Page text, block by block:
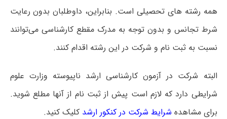
همه رشته های تحصیلی است‌. بنابراین، داوطلبان بدون رعایت
شرط تجانس و بدون توجه به مدرک مقطع کارشناسی می‌توانند
نسبت به ثبت نام و شرکت در این رشته اقدام کنند.
البته شرکت در آزمون کارشناسی ارشد ناپیوسته وزارت علوم
شرایطی دارد که لازم است پیش از ثبت نام از آنها مطلع شوید.
برای مشاهده شرایط شرکت در کنکور ارشد کلیک کنید.